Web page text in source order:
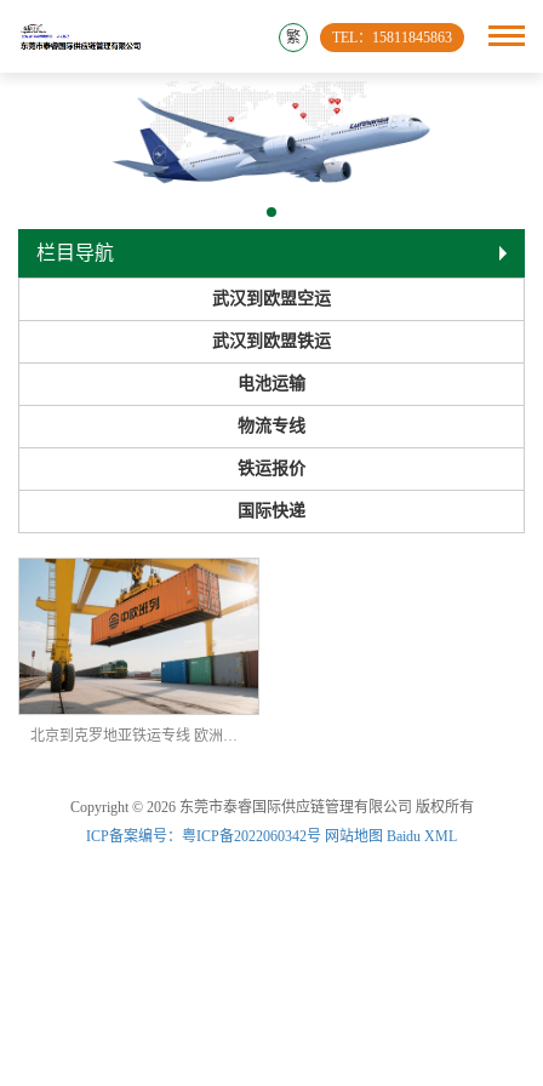
TEL：15811845863
繁
栏目导航
武汉到欧盟空运
武汉到欧盟铁运
电池运输
物流专线
铁运报价
国际快递
北京到克罗地亚铁运专线 欧洲铁路 时效快 双清包税
Copyright © 2026 东莞市泰睿国际供应链管理有限公司 版权所有
ICP备案编号：粤ICP备2022060342号 网站地图 Baidu XML